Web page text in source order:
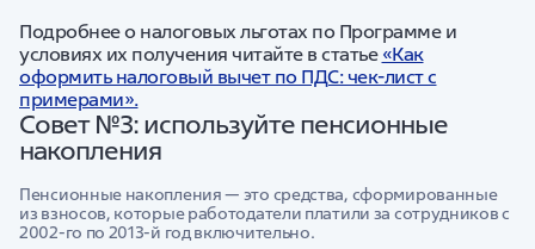
Подробнее о налоговых льготах по Программе и
условиях их получения читайте в статье «Как
оформить налоговый вычет по ПДС: чек-лист с
примерами».
Совет №3: используйте пенсионные
накопления
Пенсионные накопления — это средства, сформированные
из взносов, которые работодатели платили за сотрудников с
2002-го по 2013-й год включительно.